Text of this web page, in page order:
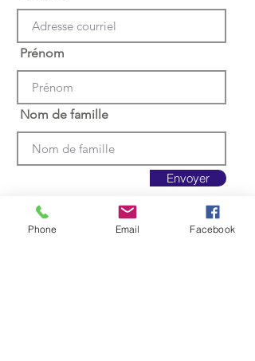
Prénom
Nom de famille
Envoyer
Phone Email Facebook